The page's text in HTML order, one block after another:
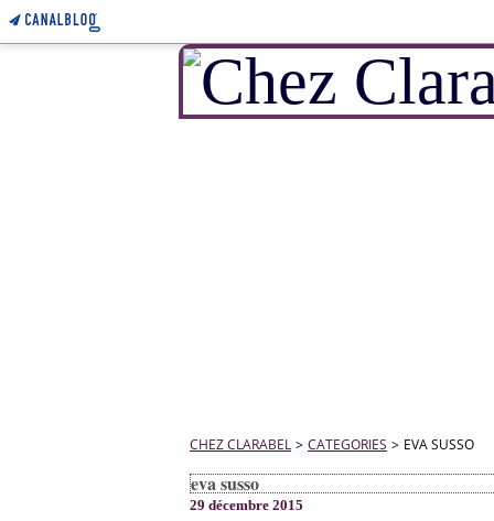
CHEZ CLARABEL > CATEGORIES > EVA SUSSO
eva susso
29 décembre 2015